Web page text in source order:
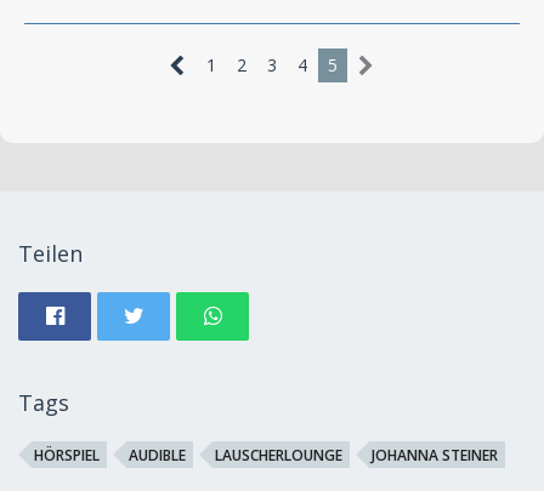
1 2 3 4 5
Teilen
Tags
HÖRSPIEL AUDIBLE LAUSCHERLOUNGE JOHANNA STEINER